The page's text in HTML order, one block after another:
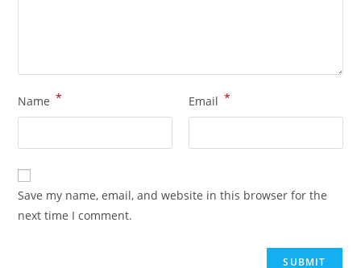
Name * Email *
Save my name, email, and website in this browser for the
next time I comment.